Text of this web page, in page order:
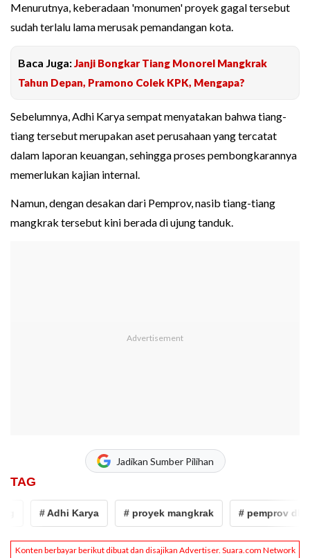
Menurutnya, keberadaan 'monumen' proyek gagal tersebut
sudah terlalu lama merusak pemandangan kota.
Baca Juga:Janji Bongkar Tiang Monorel Mangkrak
Tahun Depan, Pramono Colek KPK, Mengapa?
Sebelumnya, Adhi Karya sempat menyatakan bahwa tiang-
tiang tersebut merupakan aset perusahaan yang tercatat
dalam laporan keuangan, sehingga proses pembongkarannya
memerlukan kajian internal.
Namun, dengan desakan dari Pemprov, nasib tiang-tiang
mangkrak tersebut kini berada di ujung tanduk.
Jadikan Sumber Pilihan
TAG
# Adhi Karya # proyek mangkrak # pemprov dki